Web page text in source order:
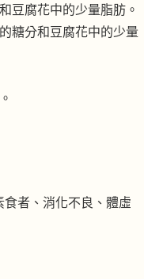
豆腐花中的少量脂肪。
糖分和豆腐花中的少量
者、消化不良、體虛